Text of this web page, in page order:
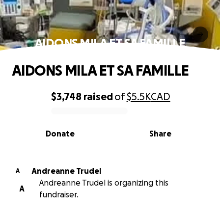
AIDONS MILA ET SA FAMILLE
0% complete
$3,748 raisedof$5.5KCAD
Share
Donate
AIDONS MILA ET SA FAMILLE
A
Andreanne Trudel
A
Andreanne Trudel is organizing this
fundraiser.